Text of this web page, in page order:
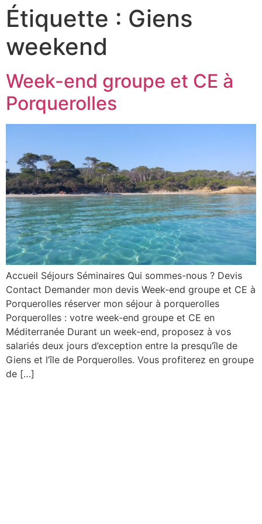
Étiquette : Giens
weekend
Week-end groupe et CE à
Porquerolles
Accueil Séjours Séminaires Qui sommes-nous ? Devis
Contact Demander mon devis Week-end groupe et CE à
Porquerolles réserver mon séjour à porquerolles
Porquerolles : votre week-end groupe et CE en
Méditerranée Durant un week-end, proposez à vos
salariés deux jours d’exception entre la presqu’île de
Giens et l’île de Porquerolles. Vous profiterez en groupe
de […]